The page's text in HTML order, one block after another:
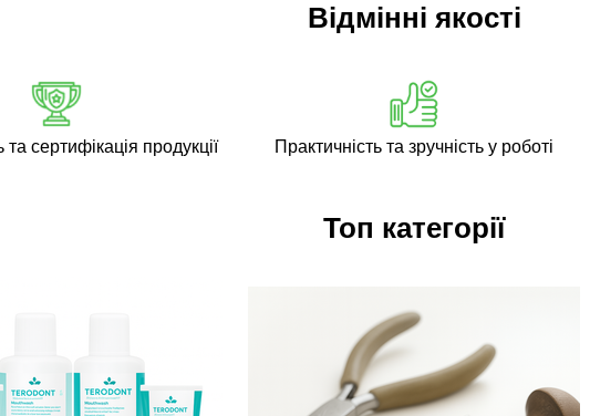
Відмінні якості
та сертифікація продукції Практичність та зручність у роботі
Топ категорії